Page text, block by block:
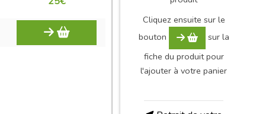
Cliquez ensuite sur le
bouton
sur la
fiche du produit pour
l'ajouter à votre panier